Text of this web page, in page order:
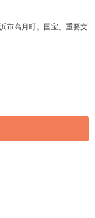
市高月町。国宝、重要文